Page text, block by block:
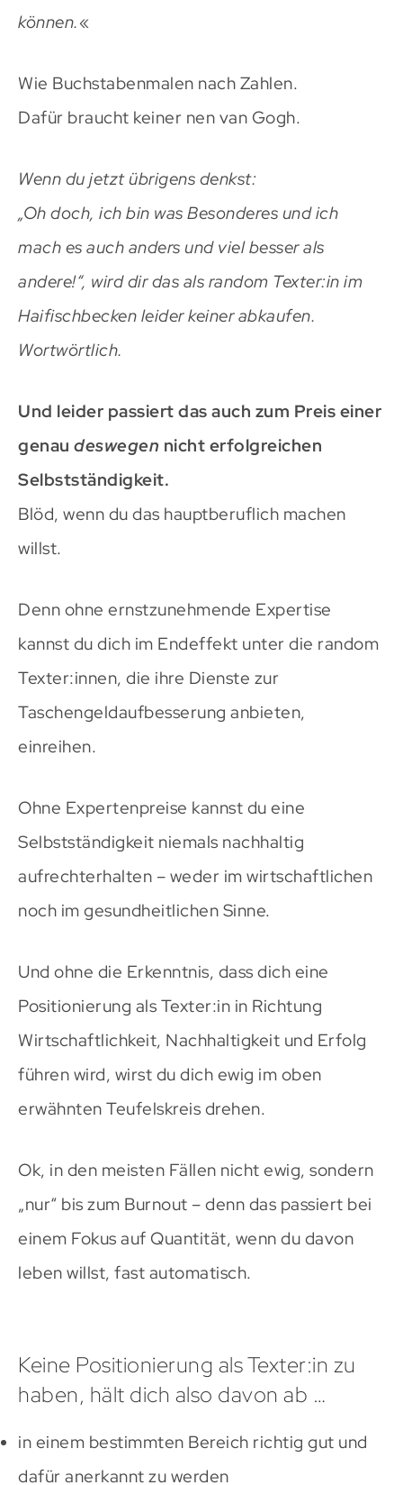
können.«
Wie Buchstabenmalen nach Zahlen.
Dafür braucht keiner nen van Gogh.
Wenn du jetzt übrigens denkst:
„Oh doch, ich bin was Besonderes und ich
mach es auch anders und viel besser als
andere!“, wird dir das als random Texter:in im
Haifischbecken leider keiner abkaufen.
Wortwörtlich.
Und leider passiert das auch zum Preis einer
genau deswegen nicht erfolgreichen
Selbstständigkeit.
Blöd, wenn du das hauptberuflich machen
willst.
Denn ohne ernstzunehmende Expertise
kannst du dich im Endeffekt unter die random
Texter:innen, die ihre Dienste zur
Taschengeldaufbesserung anbieten,
einreihen.
Ohne Expertenpreise kannst du eine
Selbstständigkeit niemals nachhaltig
aufrechterhalten – weder im wirtschaftlichen
noch im gesundheitlichen Sinne.
Und ohne die Erkenntnis, dass dich eine
Positionierung als Texter:in in Richtung
Wirtschaftlichkeit, Nachhaltigkeit und Erfolg
führen wird, wirst du dich ewig im oben
erwähnten Teufelskreis drehen.
Ok, in den meisten Fällen nicht ewig, sondern
„nur“ bis zum Burnout – denn das passiert bei
einem Fokus auf Quantität, wenn du davon
leben willst, fast automatisch.
Keine Positionierung als Texter:in zu
haben, hält dich also davon ab …
in einem bestimmten Bereich richtig gut und
dafür anerkannt zu werden